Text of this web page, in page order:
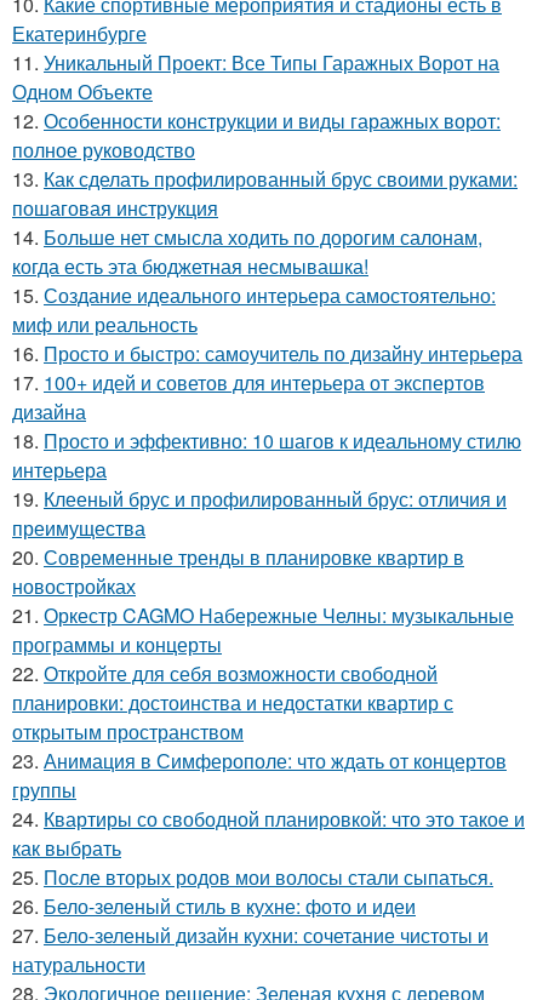
Екатеринбурге
11. Уникальный Проект: Все Типы Гаражных Ворот на
Одном Объекте
12. Особенности конструкции и виды гаражных ворот:
полное руководство
13. Как сделать профилированный брус своими руками:
пошаговая инструкция
14. Больше нет смысла ходить по дорогим салонам,
когда есть эта бюджетная несмывашка!
15. Создание идеального интерьера самостоятельно:
миф или реальность
16. Просто и быстро: самоучитель по дизайну интерьера
17. 100+ идей и советов для интерьера от экспертов
дизайна
18. Просто и эффективно: 10 шагов к идеальному стилю
интерьера
19. Клееный брус и профилированный брус: отличия и
преимущества
20. Современные тренды в планировке квартир в
новостройках
21. Оркестр CAGMO Набережные Челны: музыкальные
программы и концерты
22. Откройте для себя возможности свободной
планировки: достоинства и недостатки квартир с
открытым пространством
23. Анимация в Симферополе: что ждать от концертов
группы
24. Квартиры со свободной планировкой: что это такое и
как выбрать
25. После вторых родов мои волосы стали сыпаться.
26. Бело-зеленый стиль в кухне: фото и идеи
27. Бело-зеленый дизайн кухни: сочетание чистоты и
натуральности
28. Экологичное решение: Зеленая кухня с деревом